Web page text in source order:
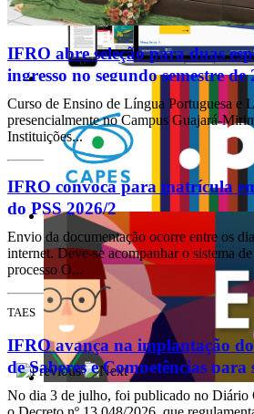
IFRO abre seleção para duas
ingresso no segundo semestre de
Curso de Ensino de Língua Portuguesa e
presencialmente no Campus Guajará-
Instituições...
IFRO convoca para matrícula
do PSS 2026/2
Envio da documentação ocorre entre os
internet. Deve-se acompanhar o sistema
processo O...
TAES
IFRO avança na implantação
de Saberes e Competências
No dia 3 de julho, foi publicado no